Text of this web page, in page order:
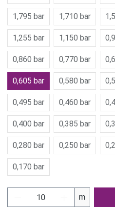
1,795 bar 1,710 bar
1,255 bar 1,150 bar
0,860 bar 0,770 bar
0,605 bar 0,580 bar
0,495 bar 0,460 bar
0,400 bar 0,385 bar
0,280 bar 0,250 bar
0,170 bar
Produkt Anzahl: Gib
m